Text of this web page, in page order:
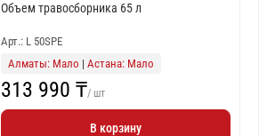
Объем травосборника 65 л
Арт.: L 50SPE
Алматы: Мало |Астана: Мало
313 990 ₸/ шт
В корзину